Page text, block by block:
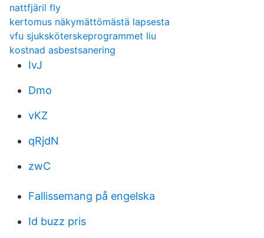
nattfjäril fly
kertomus näkymättömästä lapsesta
vfu sjuksköterskeprogrammet liu
kostnad asbestsanering
IvJ
Dmo
vKZ
qRjdN
zwC
Fallissemang på engelska
Id buzz pris